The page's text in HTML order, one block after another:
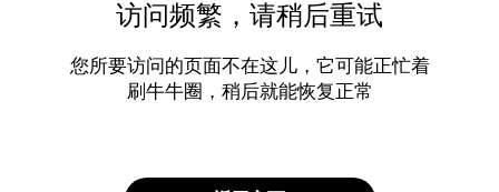
访问频繁，请稍后重试
您所要访问的页面不在这儿，它可能正忙着
刷牛牛圈，稍后就能恢复正常